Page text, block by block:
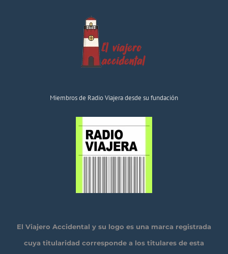
Miembros de Radio Viajera desde su fundación
El Viajero Accidental y su logo es una marca registrada
cuya titularidad corresponde a los titulares de esta